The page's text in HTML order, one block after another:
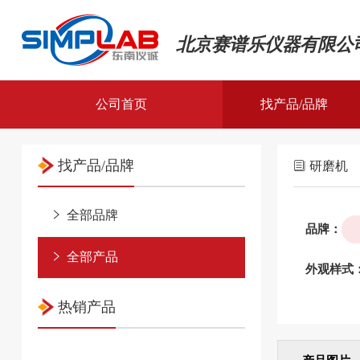
北京赛谱乐仪器有限公
公司首页 找产品/品牌
全部产品
找产品/品牌
全部品牌
全部产品
热销产品
研磨机
品牌：
外观样式